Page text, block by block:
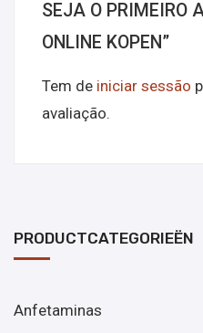
SEJA O PRIMEIRO
ONLINE KOPEN”
Tem de iniciar sessão
avaliação.
PRODUCTCATEGORIEËN
Anfetaminas